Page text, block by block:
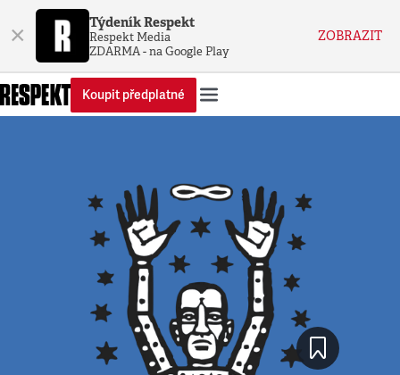
× Týdeník Respekt
Respekt Media
ZDARMA - na Google Play
ZOBRAZIT
Koupit předplatné